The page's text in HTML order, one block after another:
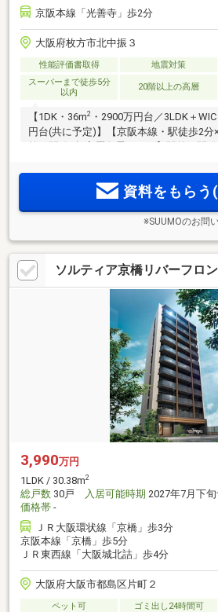
京阪本線「光善寺」歩2分
大阪府枚方市北中振３
性能評価書取得 地震対策
スーパーまで徒歩5分
以内
20階以上の高層
【1DK・36m2 ・2900万円台／3LDK＋
円台(共に予定)】【京阪本線・駅徒歩2分
店舗が入る商業施設が目の前。生活利便
資料をもらう
※SUUMOのお問
ソルティア京橋リバーフロ
3,990万円
1LDK / 30.38m2
総戸数 30戸 入居可能時期 2027年7月下
価格帯 -
ＪＲ大阪環状線「京橋」歩3分
京阪本線「京橋」歩5分
ＪＲ東西線「大阪城北詰」歩4分
大阪府大阪市都島区片町２
ペット可 ゴミ出し24時間可